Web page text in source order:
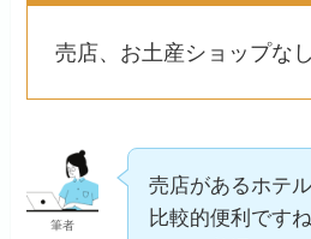
売店、お土産ショップなし
筆者
売店があるホテ
比較的便利ですね